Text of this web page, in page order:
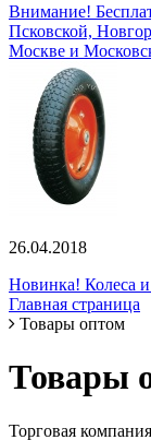
Внимание!
Псковской,
Москве и
26.04.2018
Новинка! Колеса
Главная страница
Товары оптом
Товары
Торговая